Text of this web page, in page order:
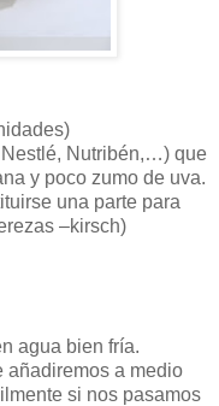
Nestlé, Nutribén,…) que
y poco zumo de uva.
una parte para
–kirsch)
agua bien fría.
añadiremos a medio
si nos pasamos